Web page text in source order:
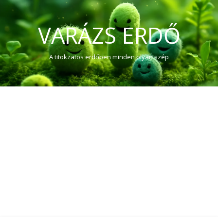
VARÁZS ERDŐ
A titokzatos erdőben minden olyan szép